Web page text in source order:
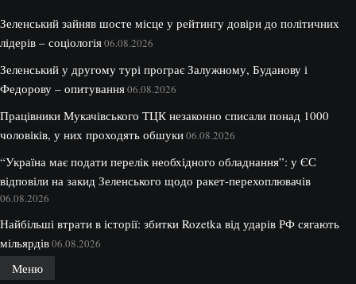
Зеленський зайняв шосте місце у рейтингу довіри до політичних
лідерів – соціологія06.08.2026
Зеленський у другому турі програє Залужному, Буданову і
Федорову – опитування06.08.2026
Працівники Мукачівського ТЦК незаконно списали понад 1000
чоловіків, у них проходять обшуки06.08.2026
“Україна має подати перелік необхідного обладнання”: у ЄС
відповіли на закид Зеленського щодо ракет-перехоплювачів
06.08.2026
Найбільші втрати в історії: збитки Rozetka від ударів РФ сягають
мільярдів06.08.2026
Меню